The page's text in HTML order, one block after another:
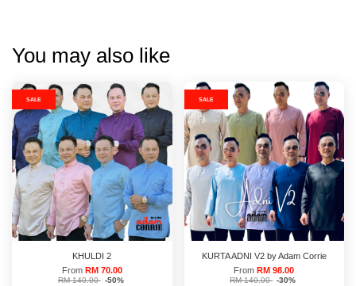
You may also like
SALE
KHULDI 2
From RM 70.00
RM 140.00 -50%
SALE
KURTA ADNI V2 by Adam Corrie
From RM 98.00
RM 140.00 -30%